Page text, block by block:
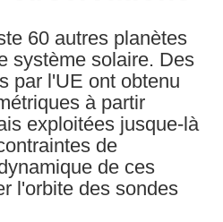
60 autres planètes
système solaire. Des
par l'UE ont obtenu
à partir
exploitées jusque-là
de
de ces
l'orbite des sondes